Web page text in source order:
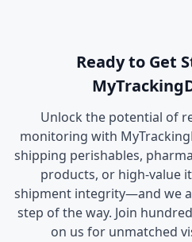
Ready to Get
Unlock the potential of
monitoring with
shipping perishables,
products, or high-value
shipment integrity—and we
step of the way. Join
on us for unmatched